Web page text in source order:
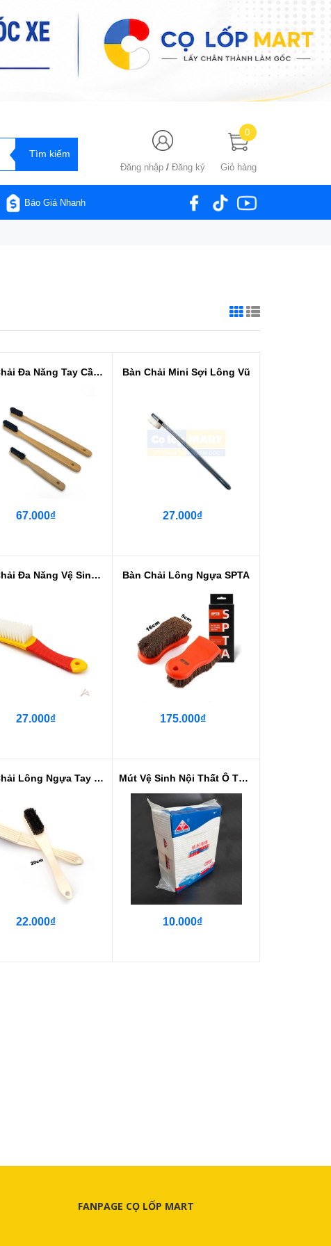
Đăng nhập / Đăng ký Giỏ hàng
0
Báo Giá Nhanh
Bàn Chải Đa Năng Tay Cầm Gỗ NK
67.000₫
Bàn Chải Mini Sợi Lông Vũ
27.000₫
Bàn Chải Đa Năng Vệ Sinh Nội Thấ...
27.000₫
Bàn Chải Lông Ngựa SPTA
175.000₫
Bàn Chải Lông Ngựa Tay Cầm Ngắn
22.000₫
Mút Vệ Sinh Nội Thất Ô Tô - Mút Xốp
10.000₫
FANPAGE CỌ LỐP MART